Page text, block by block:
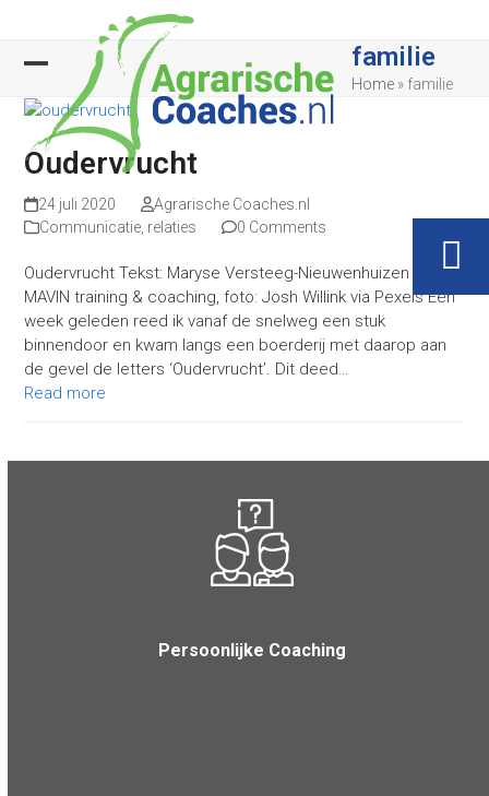
content
mobile
menu
Close
mobile
menu
familie
Home » familie
Oudervrucht
24 juli 2020
Agrarische Coaches.nl
Communicatie relaties 0 Comments
Oudervrucht Tekst: Maryse Versteeg-Nieuwenhuizen |
MAVIN training & coaching, foto: Josh Willink via Pexels Een
week geleden reed ik vanaf de snelweg een stuk
binnendoor en kwam langs een boerderij met daarop aan
de gevel de letters ‘Oudervrucht’. Dit deed…
Read more
Persoonlijke Coaching